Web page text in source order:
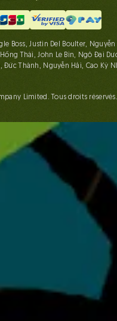
Boss, Justin Del Boulter,
Thái, John Le Bin, Ngô Đại
Đức Thành, Nguyễn Hải, Cao Kỳ
Limited. Tous droits réservés.